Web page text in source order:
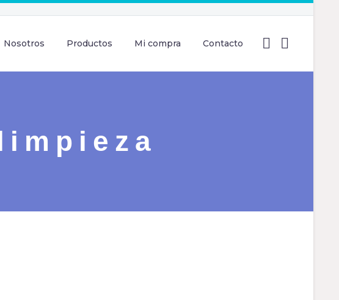
Nosotros Productos Mi compra Contacto